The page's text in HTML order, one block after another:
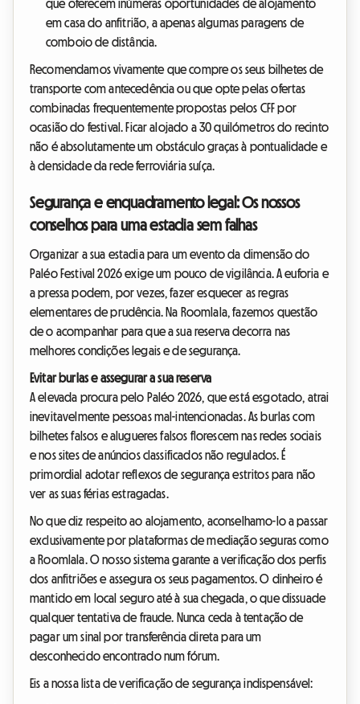
que oferecem inúmeras oportunidades de alojamento
em casa do anfitrião, a apenas algumas paragens de
comboio de distância.
Recomendamos vivamente que compre os seus bilhetes de
transporte com antecedência ou que opte pelas ofertas
combinadas frequentemente propostas pelos CFF por
ocasião do festival. Ficar alojado a 30 quilómetros do recinto
não é absolutamente um obstáculo graças à pontualidade e
à densidade da rede ferroviária suíça.
Segurança e enquadramento legal: Os nossos
conselhos para uma estadia sem falhas
Organizar a sua estadia para um evento da dimensão do
Paléo Festival 2026 exige um pouco de vigilância. A euforia e
a pressa podem, por vezes, fazer esquecer as regras
elementares de prudência. Na Roomlala, fazemos questão
de o acompanhar para que a sua reserva decorra nas
melhores condições legais e de segurança.
Evitar burlas e assegurar a sua reserva
A elevada procura pelo Paléo 2026, que está esgotado, atrai
inevitavelmente pessoas mal-intencionadas. As burlas com
bilhetes falsos e alugueres falsos florescem nas redes sociais
e nos sites de anúncios classificados não regulados. É
primordial adotar reflexos de segurança estritos para não
ver as suas férias estragadas.
No que diz respeito ao alojamento, aconselhamo-lo a passar
exclusivamente por plataformas de mediação seguras como
a Roomlala. O nosso sistema garante a verificação dos perfis
dos anfitriões e assegura os seus pagamentos. O dinheiro é
mantido em local seguro até à sua chegada, o que dissuade
qualquer tentativa de fraude. Nunca ceda à tentação de
pagar um sinal por transferência direta para um
desconhecido encontrado num fórum.
Eis a nossa lista de verificação de segurança indispensável: